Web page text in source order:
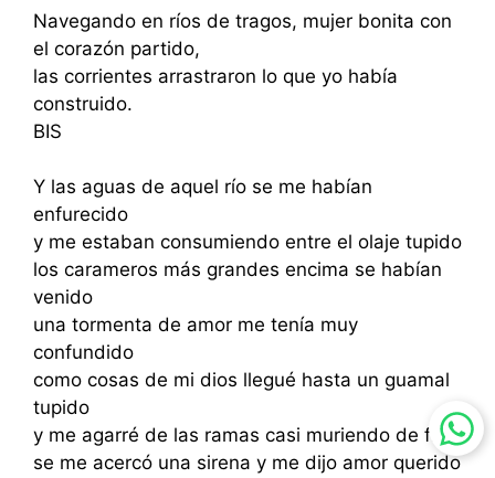
Navegando en ríos de tragos, mujer bonita con
el corazón partido,
las corrientes arrastraron lo que yo había
construido.
BIS
Y las aguas de aquel río se me habían
enfurecido
y me estaban consumiendo entre el olaje tupido
los carameros más grandes encima se habían
venido
una tormenta de amor me tenía muy
confundido
como cosas de mi dios llegué hasta un guamal
tupido
y me agarré de las ramas casi muriendo de frío
se me acercó una sirena y me dijo amor querido